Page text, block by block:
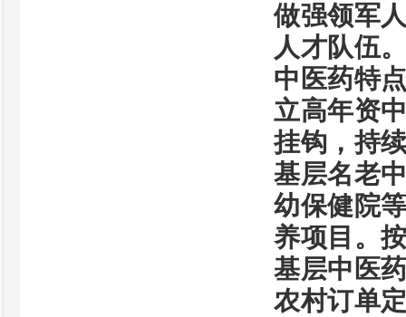
做强领军
人才队伍
中医药特
立高年资
挂钩，持
基层名老
幼保健院
养项目。
基层中医
农村订单